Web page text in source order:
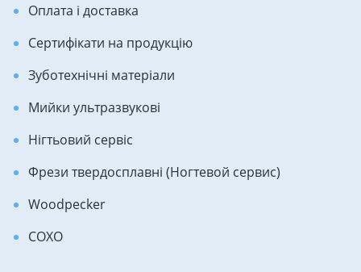
Оплата і доставка
Сертифікати на продукцію
Зуботехнічні матеріали
Мийки ультразвукові
Нігтьовий сервіс
Фрези твердосплавні (Ногтевой сервис)
Woodpecker
COXO